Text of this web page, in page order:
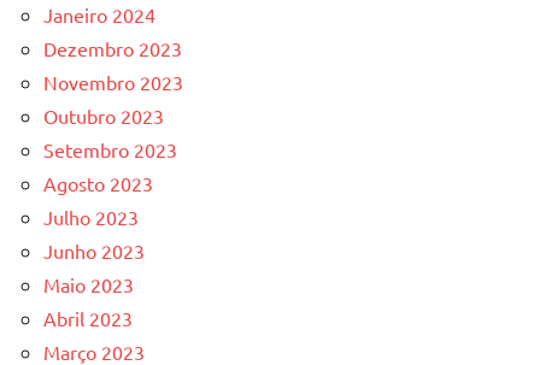
Janeiro 2024
Dezembro 2023
Novembro 2023
Outubro 2023
Setembro 2023
Agosto 2023
Julho 2023
Junho 2023
Maio 2023
Abril 2023
Março 2023